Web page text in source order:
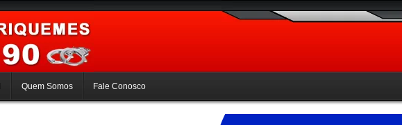
Quem Somos Fale Conosco